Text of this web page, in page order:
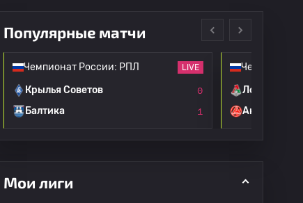
Популярные матчи
Чемпионат России: РПЛ LIVE
Крылья Советов 0
Балтика 1
Чемпионат
Локомотив
Акрон
Мои лиги